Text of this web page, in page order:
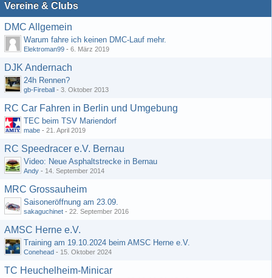
Vereine & Clubs
DMC Allgemein
Warum fahre ich keinen DMC-Lauf mehr.
Elektroman99 - 6. März 2019
DJK Andernach
24h Rennen?
gb-Fireball - 3. Oktober 2013
RC Car Fahren in Berlin und Umgebung
TEC beim TSV Mariendorf
mabe - 21. April 2019
RC Speedracer e.V. Bernau
Video: Neue Asphaltstrecke in Bernau
Andy - 14. September 2014
MRC Grossauheim
Saisoneröffnung am 23.09.
sakaguchinet - 22. September 2016
AMSC Herne e.V.
Training am 19.10.2024 beim AMSC Herne e.V.
Conehead - 15. Oktober 2024
TC Heuchelheim-Minicar